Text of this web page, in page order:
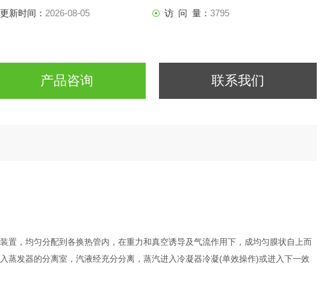
更新时间： 2026-08-05 访 问 量： 3795
产品咨询 联系我们
，均匀分配到各换热管内，在重力和真空诱导及气流作用下，成均匀膜状自上而
发器的分离室，汽液经充分分离，蒸汽进入冷凝器冷凝(单效操作)或进入下一效